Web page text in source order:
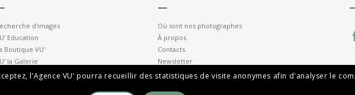
d'images
Education
Boutique VU'
la Galerie
—
Où sont nos photographes
À propos
Contacts
Newsletter
l’Agence VU’ pourra recueillir des statistiques de visite anonymes afin d'analyser le